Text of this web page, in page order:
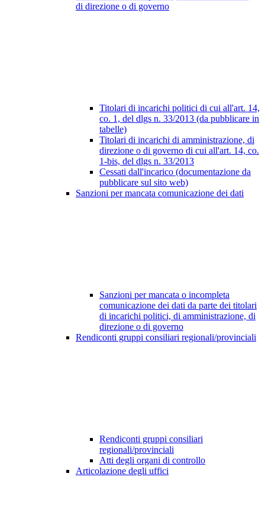
di direzione o di governo
Titolari di incarichi politici di cui all'art. 14,
co. 1, del dlgs n. 33/2013 (da pubblicare in
tabelle)
Titolari di incarichi di amministrazione, di
direzione o di governo di cui all'art. 14, co.
1-bis, del dlgs n. 33/2013
Cessati dall'incarico (documentazione da
pubblicare sul sito web)
Sanzioni per mancata comunicazione dei dati
Sanzioni per mancata o incompleta
comunicazione dei dati da parte dei titolari
di incarichi politici, di amministrazione, di
direzione o di governo
Rendiconti gruppi consiliari regionali/provinciali
Rendiconti gruppi consiliari
regionali/provinciali
Atti degli organi di controllo
Articolazione degli uffici